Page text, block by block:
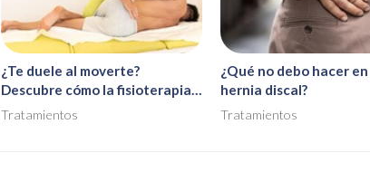
¿Te duele al moverte?
Descubre cómo la fisioterapia
te devuelve la libertad de
Tratamientos
¿Qué no debo hacer
hernia discal?
Tratamientos